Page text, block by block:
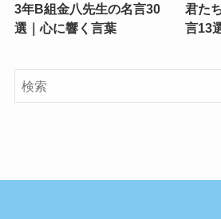
3年B組金八先生の名言30
選｜心に響く言葉
君た
言13